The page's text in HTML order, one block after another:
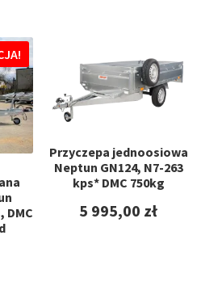
DMC
Przyczepa jednoosiowa
Neptun GN124, N7-263
kps* DMC 750kg
5 995,00 zł